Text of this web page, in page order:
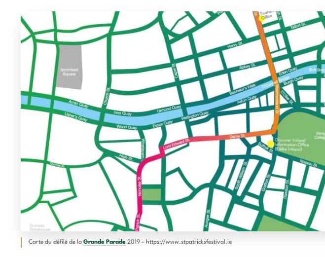
Carte du défilé de la Grande Parade 2019 – https://www.stpatricksfestival.ie